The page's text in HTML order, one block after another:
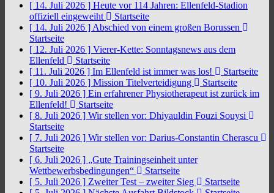
[ 14. Juli 2026 ] Heute vor 114 Jahren: Ellenfeld-Stadion
offiziell eingeweiht
Startseite
[ 14. Juli 2026 ] Abschied von einem großen Borussen
Startseite
[ 12. Juli 2026 ] Vierer-Kette: Sonntagsnews aus dem
Ellenfeld
Startseite
[ 11. Juli 2026 ] Im Ellenfeld ist immer was los!
Startseite
[ 10. Juli 2026 ] Mission Titelverteidigung
Startseite
[ 9. Juli 2026 ] Ein erfahrener Physiotherapeut ist zurück im
Ellenfeld!
Startseite
[ 8. Juli 2026 ] Wir stellen vor: Dhiyauldin Fouzi Souysi
Startseite
[ 7. Juli 2026 ] Wir stellen vor: Darius-Constantin Cherascu
Startseite
[ 6. Juli 2026 ] „Gute Trainingseinheit unter
Wettbewerbsbedingungen“
Startseite
[ 5. Juli 2026 ] Zweiter Test – zweiter Sieg
Startseite